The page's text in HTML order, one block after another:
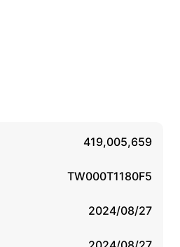
419,005,659
TW000T1180F5
2024/08/27